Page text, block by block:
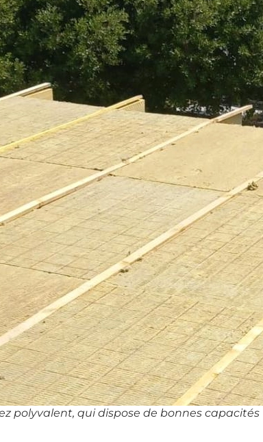
polyvalent, qui dispose de bonnes capacités